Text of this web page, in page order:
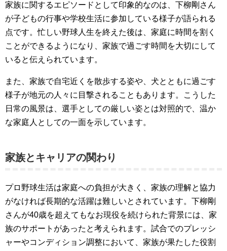
家族に関するエピソードとして印象的なのは、下柳剛さん
が子どもの行事や学校生活に参加している様子が語られる
点です。忙しい野球人生を終えた後は、家庭に時間を割く
ことができるようになり、家族で過ごす時間を大切にして
いると伝えられています。
また、家族で自宅近くを散歩する姿や、犬とともに過ごす
様子が地元の人々に目撃されることもあります。こうした
日常の風景は、選手としての厳しい姿とは対照的で、温か
な家庭人としての一面を示しています。
家族とキャリアの関わり
プロ野球生活は家庭への負担が大きく、家族の理解と協力
がなければ長期的な活躍は難しいとされています。下柳剛
さんが40歳を超えてもなお現役を続けられた背景には、家
族のサポートがあったと考えられます。試合でのプレッシ
ャーやコンディション調整において、家族が果たした役割